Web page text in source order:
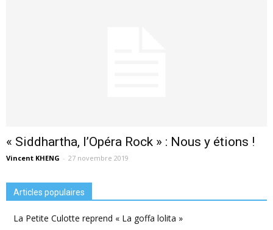
« Siddhartha, l’Opéra Rock » : Nous y étions !
Vincent KHENG - 27 novembre 2019
Articles populaires
La Petite Culotte reprend « La goffa lolita »